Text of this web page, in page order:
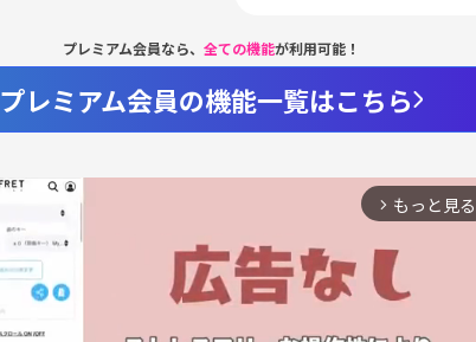
プレミアム会員なら、 全ての機能が利用可能！
プレミアム会員の機能一覧はこちら
arrow_forward_ios もっと見る